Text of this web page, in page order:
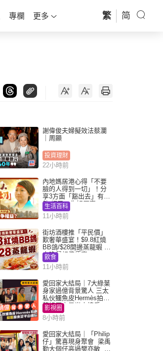
專欄 更多 繁 简
謝偉俊夫婦擬效法蔡瀾
｜周顯
投資理財
22小時前
內地媽居港心得「不要
臉的人得到一切」！分
享3方面「豁出去」有著
數 網民：你好厲害
生活百科
11小時前
街坊酒樓推「平民價」
歎奢華盛宴！$9.8紅燒
BB鴿/$28開邊蒸龍蝦 3
大晚餐超值優惠
飲食
11小時前
愛回家大結局｜7大綠葉
身家過億背景驚人 三太
私伙鱷魚皮Hermès拍劇
蘇姐原來是半山樓后
影視圈
8小時前
愛回家大結局｜「Philip
仔」驚喜現身聚會 梁禹
勤大個仔高過樊亦敏 超